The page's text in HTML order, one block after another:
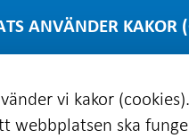
ANVÄNDER KAKOR
vi kakor
webbplatsen ska